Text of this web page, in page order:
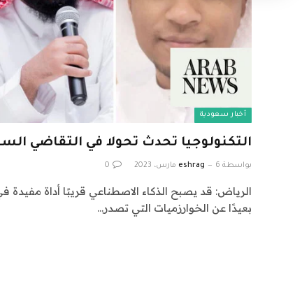
أخبار سعودية
التكنولوجيا تحدث تحولا في التقاضي
بواسطة eshrag 6 مارس، 2023 0
الرياض: قد يصبح الذكاء الاصطناعي قريبًا أداة مفيدة
بعيدًا عن الخوارزميات التي تصدر…